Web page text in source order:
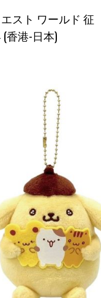
ワールド 征
服世界 (香港-日本)